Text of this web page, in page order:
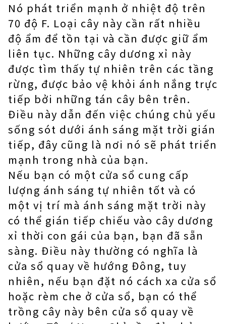
Nó phát triển mạnh ở nhiệt độ trên
70 độ F. Loại cây này cần rất nhiều
độ ẩm để tồn tại và cần được giữ ẩm
liên tục. Những cây dương xỉ này
được tìm thấy tự nhiên trên các tầng
rừng, được bảo vệ khỏi ánh nắng trực
tiếp bởi những tán cây bên trên.
Điều này dẫn đến việc chúng chủ yếu
sống sót dưới ánh sáng mặt trời gián
tiếp, đây cũng là nơi nó sẽ phát triển
mạnh trong nhà của bạn.
Nếu bạn có một cửa sổ cung cấp
lượng ánh sáng tự nhiên tốt và có
một vị trí mà ánh sáng mặt trời này
có thể gián tiếp chiếu vào cây dương
xỉ thời con gái của bạn, bạn đã sẵn
sàng. Điều này thường có nghĩa là
cửa sổ quay về hướng Đông, tuy
nhiên, nếu bạn đặt nó cách xa cửa sổ
hoặc rèm che ở cửa sổ, bạn có thể
trồng cây này bên cửa sổ quay về